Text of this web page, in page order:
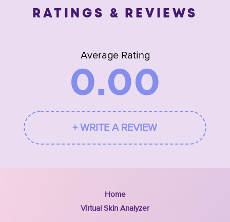
RATINGS & REVIEWS
Average Rating
0.00
+ WRITE A REVIEW
Home
Virtual Skin Analyzer